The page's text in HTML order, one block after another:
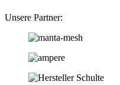
Unsere Partner: